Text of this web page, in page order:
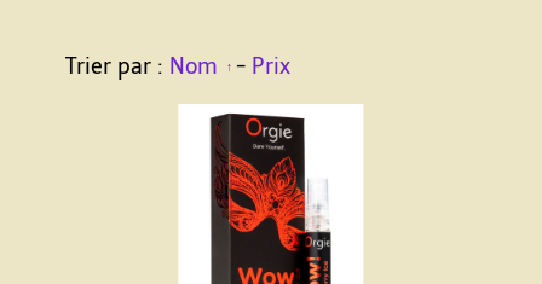
Trier par : Nom - Prix